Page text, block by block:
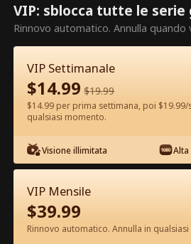
Questi sono episodi
Sblocca per
VIP: sblocca tutte le serie
Rinnovo automatico. Annulla quando
VIP Settimanale
$14.99 $19.99
$14.99 per prima settimana, poi $19.99/
qualsiasi momento.
Visione illimitata Alta
VIP Mensile
$39.99
Rinnovo automatico. Annulla in